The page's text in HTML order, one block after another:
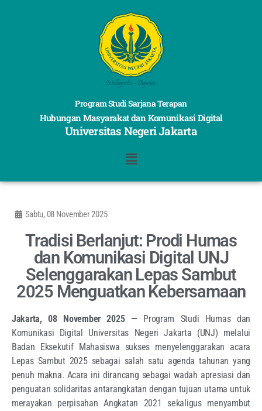
Program Studi Sarjana Terapan
Hubungan Masyarakat dan Komunikasi Digital
Universitas Negeri Jakarta
Sabtu, 08 November 2025
Tradisi Berlanjut: Prodi Humas
dan Komunikasi Digital UNJ
Selenggarakan Lepas Sambut
2025 Menguatkan Kebersamaan
Jakarta, 08 November 2025 — Program Studi Humas dan
Komunikasi Digital Universitas Negeri Jakarta (UNJ) melalui
Badan Eksekutif Mahasiswa sukses menyelenggarakan acara
Lepas Sambut 2025 sebagai salah satu agenda tahunan yang
penuh makna. Acara ini dirancang sebagai wadah apresiasi dan
penguatan solidaritas antarangkatan dengan tujuan utama untuk
merayakan perpisahan Angkatan 2021 sekaligus menyambut